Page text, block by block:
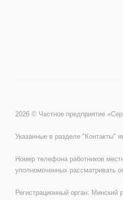
2026 © Частное предприятие
Указанные в разделе "Контакты"
Номер телефона работников
уполномоченных рассматривать
Регистрационный орган: Минский